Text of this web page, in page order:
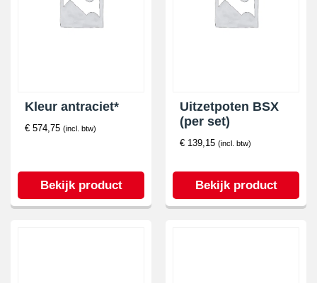
Kleur antraciet*
€ 574,75 (incl. btw)
Bekijk product
Uitzetpoten BSX
(per set)
€ 139,15 (incl. btw)
Bekijk product